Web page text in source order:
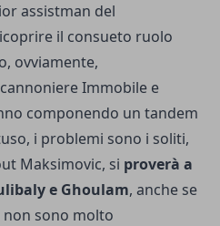
assistman del
il consueto ruolo
ovviamente,
Immobile e
componendo un tandem
i problemi sono i soliti,
Maksimovic, si proverà a
e Ghoulam, anche se
non sono molto